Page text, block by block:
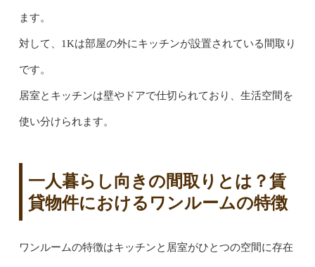
ます。
対して、1Kは部屋の外にキッチンが設置されている間取り
です。
居室とキッチンは壁やドアで仕切られており、生活空間を
使い分けられます。
一人暮らし向きの間取りとは？賃
貸物件におけるワンルームの特徴
ワンルームの特徴はキッチンと居室がひとつの空間に存在